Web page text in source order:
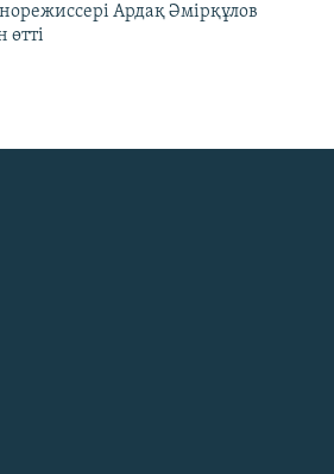
Ардақ Әмірқұлов
өтті